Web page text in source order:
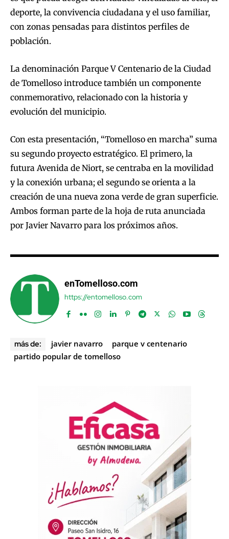
deporte, la convivencia ciudadana y el uso familiar,
con zonas pensadas para distintos perfiles de
población.
La denominación Parque V Centenario de la Ciudad
de Tomelloso introduce también un componente
conmemorativo, relacionado con la historia y
evolución del municipio.
Con esta presentación, “Tomelloso en marcha” suma
su segundo proyecto estratégico. El primero, la
futura Avenida de Niort, se centraba en la movilidad
y la conexión urbana; el segundo se orienta a la
creación de una nueva zona verde de gran superficie.
Ambos forman parte de la hoja de ruta anunciada
por Javier Navarro para los próximos años.
enTomelloso.com
https://entomelloso.com
más de: javier navarro
parque v centenario
partido popular de tomelloso